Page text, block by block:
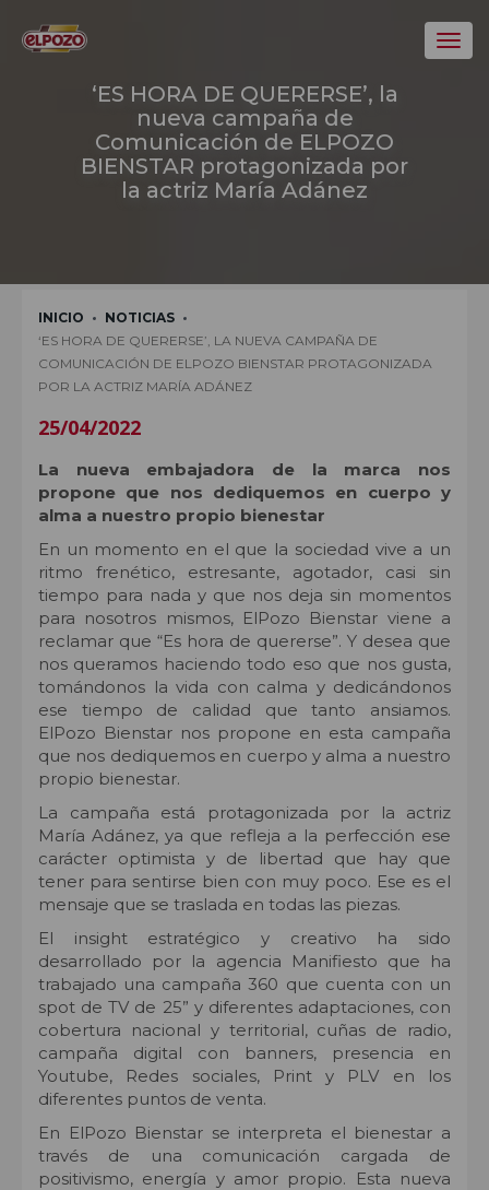
‘ES HORA DE QUERERSE’, la
nueva campaña de
Comunicación de ELPOZO
BIENSTAR protagonizada por
la actriz María Adánez
INICIO
NOTICIAS
‘ES HORA DE QUERERSE’, LA NUEVA CAMPAÑA DE
COMUNICACIÓN DE ELPOZO BIENSTAR PROTAGONIZADA
POR LA ACTRIZ MARÍA ADÁNEZ
25/04/2022
La nueva embajadora de la marca nos
propone que nos dediquemos en cuerpo y
alma a nuestro propio bienestar
En un momento en el que la sociedad vive a un
ritmo frenético, estresante, agotador, casi sin
tiempo para nada y que nos deja sin momentos
para nosotros mismos, ElPozo Bienstar viene a
reclamar que “Es hora de quererse”. Y desea que
nos queramos haciendo todo eso que nos gusta,
tomándonos la vida con calma y dedicándonos
ese tiempo de calidad que tanto ansiamos.
ElPozo Bienstar nos propone en esta campaña
que nos dediquemos en cuerpo y alma a nuestro
propio bienestar.
La campaña está protagonizada por la actriz
María Adánez, ya que refleja a la perfección ese
carácter optimista y de libertad que hay que
tener para sentirse bien con muy poco. Ese es el
mensaje que se traslada en todas las piezas.
El insight estratégico y creativo ha sido
desarrollado por la agencia Manifiesto que ha
trabajado una campaña 360 que cuenta con un
spot de TV de 25” y diferentes adaptaciones, con
cobertura nacional y territorial, cuñas de radio,
campaña digital con banners, presencia en
Youtube, Redes sociales, Print y PLV en los
diferentes puntos de venta.
En ElPozo Bienstar se interpreta el bienestar a
través de una comunicación cargada de
positivismo, energía y amor propio. Esta nueva